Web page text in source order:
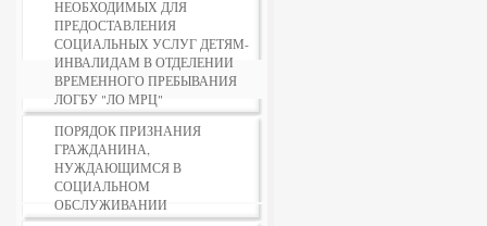
НЕОБХОДИМЫХ ДЛЯ
ПРЕДОСТАВЛЕНИЯ
СОЦИАЛЬНЫХ УСЛУГ ДЕТЯМ-
ИНВАЛИДАМ В ОТДЕЛЕНИИ
ВРЕМЕННОГО ПРЕБЫВАНИЯ
ЛОГБУ "ЛО МРЦ"
ПОРЯДОК ПРИЗНАНИЯ
ГРАЖДАНИНА,
НУЖДАЮЩИМСЯ В
СОЦИАЛЬНОМ
ОБСЛУЖИВАНИИ